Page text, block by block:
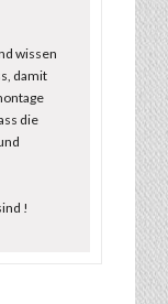
wissen
damit
die
!